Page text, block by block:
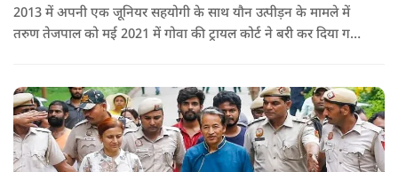
2013 में अपनी एक जूनियर सहयोगी के साथ यौन उत्पीड़न के मामले में
तरुण तेजपाल को मई 2021 में गोवा की ट्रायल कोर्ट ने बरी कर दिया गया